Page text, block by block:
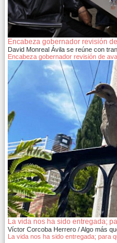
Encabeza gobernador revisión
David Monreal Ávila se reúne con
Encabeza gobernador revisión de
La vida nos ha sido entregada;
Víctor Corcoba Herrero / Algo más
La vida nos ha sido entregada; para